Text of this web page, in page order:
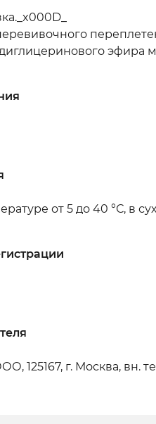
эфира
от 5 до 40 °С, в
125167, г. Москва, вн.